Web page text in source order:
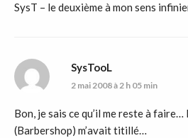
SysT – le deuxième à mon sens
SysTooL
2 mai 2008 à 2 h 05 min
Bon, je sais ce qu’il me reste à
(Barbershop) m’avait titillé…